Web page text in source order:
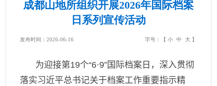
成都山地所组织开展2026年国际档案
日系列宣传活动
发布时间：2026-06-16 字号：【 小 中 大】
为迎接第19个“6·9”国际档案日，深入贯彻
落实习近平总书记关于档案工作重要指示精